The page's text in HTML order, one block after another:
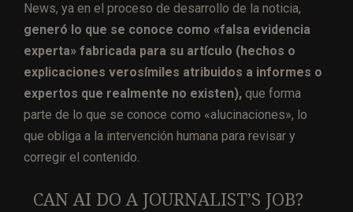
News, ya en el proceso de desarrollo de la noticia,
generó lo que se conoce como «falsa evidencia
experta» fabricada para su artículo (hechos o
explicaciones verosímiles atribuidos a informes o
expertos que realmente no existen), que forma
parte de lo que se conoce como «alucinaciones», lo
que obliga a la intervención humana para revisar y
corregir el contenido.
CAN AI DO A JOURNALIST’S JOB?